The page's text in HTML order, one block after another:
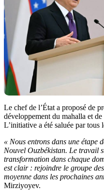
Le chef de l’État a proposé de
développement du mahalla et
L’initiative a été saluée par tous
« Nous entrons dans une étape
Nouvel Ouzbékistan. Le travail
transformation dans chaque
est clair : rejoindre le groupe
moyenne dans les prochaines
Mirziyoyev.